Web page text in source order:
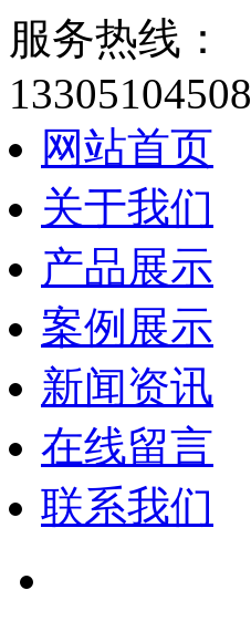
服务热线：
13305104508
网站首页
关于我们
产品展示
案例展示
新闻资讯
在线留言
联系我们